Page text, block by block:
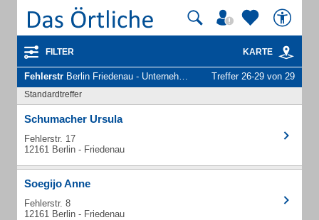
FILTER KARTE
Fehlerstr Berlin Friedenau - Unternehmen und Personen Treffer 26-29 von 29
Standardtreffer
Schumacher Ursula
Fehlerstr. 17
12161 Berlin - Friedenau
Soegijo Anne
Fehlerstr. 8
12161 Berlin - Friedenau